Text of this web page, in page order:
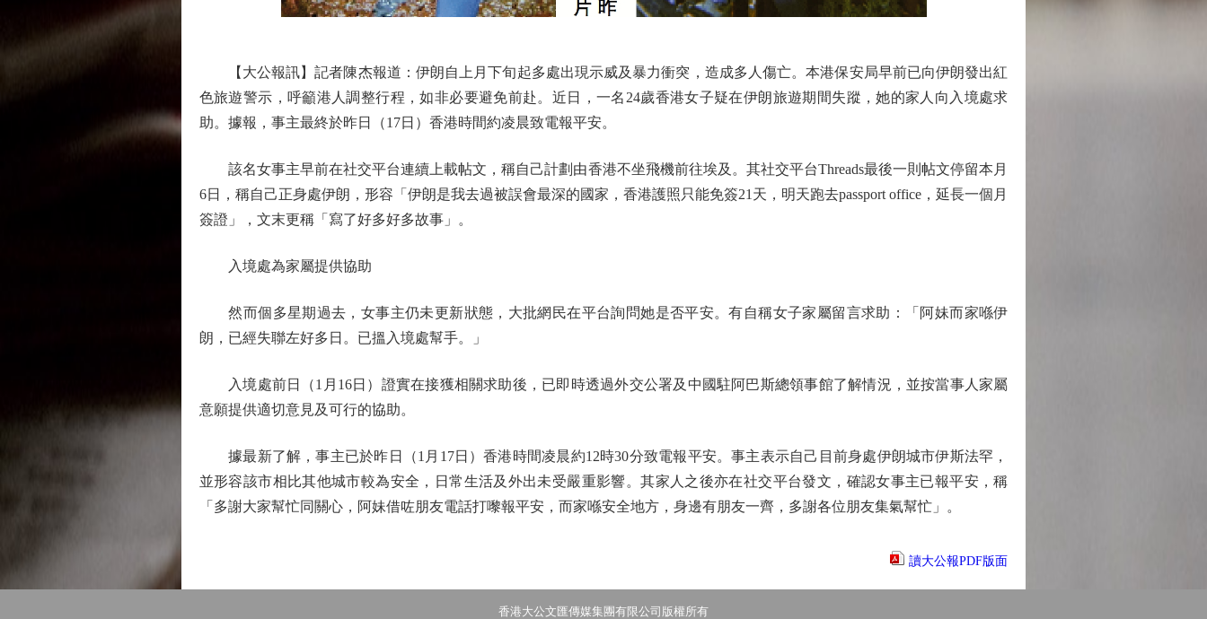
【大公報訊】記者陳杰報道：伊朗自上月下旬起多處出現示威及暴力衝突，造成多人傷亡。本港保安局早前已向伊朗發出紅
色旅遊警示，呼籲港人調整行程，如非必要避免前赴。近日，一名24歲香港女子疑在伊朗旅遊期間失蹤，她的家人向入境處求
助。據報，事主最終於昨日（17日）香港時間約凌晨致電報平安。
該名女事主早前在社交平台連續上載帖文，稱自己計劃由香港不坐飛機前往埃及。其社交平台Threads最後一則帖文停留本月
6日，稱自己正身處伊朗，形容「伊朗是我去過被誤會最深的國家，香港護照只能免簽21天，明天跑去passport office，延長一個月
簽證」，文末更稱「寫了好多好多故事」。
入境處為家屬提供協助
然而個多星期過去，女事主仍未更新狀態，大批網民在平台詢問她是否平安。有自稱女子家屬留言求助：「阿妹而家喺伊
朗，已經失聯左好多日。已搵入境處幫手。」
入境處前日（1月16日）證實在接獲相關求助後，已即時透過外交公署及中國駐阿巴斯總領事館了解情況，並按當事人家屬
意願提供適切意見及可行的協助。
據最新了解，事主已於昨日（1月17日）香港時間凌晨約12時30分致電報平安。事主表示自己目前身處伊朗城市伊斯法罕，
並形容該市相比其他城市較為安全，日常生活及外出未受嚴重影響。其家人之後亦在社交平台發文，確認女事主已報平安，稱
「多謝大家幫忙同關心，阿妹借咗朋友電話打嚟報平安，而家喺安全地方，身邊有朋友一齊，多謝各位朋友集氣幫忙」。
讀大公報PDF版面
香港大公文匯傳媒集團有限公司版權所有